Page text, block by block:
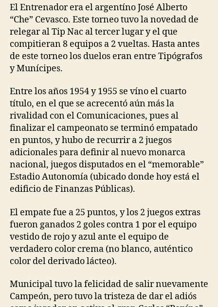
El Entrenador era el argentíno José Alberto
“Che” Cevasco. Este torneo tuvo la novedad de
relegar al Tip Nac al tercer lugar y el que
compitieran 8 equipos a 2 vueltas. Hasta antes
de este torneo los duelos eran entre Tipógrafos
y Munícipes.
Entre los años 1954 y 1955 se víno el cuarto
título, en el que se acrecentó aún más la
rivalidad con el Comunicaciones, pues al
finalizar el campeonato se terminó empatado
en puntos, y hubo de recurrir a 2 juegos
adicionales para definir al nuevo monarca
nacional, juegos disputados en el “memorable”
Estadio Autonomía (ubicado donde hoy está el
edificio de Finanzas Públicas).
El empate fue a 25 puntos, y los 2 juegos extras
fueron ganados 2 goles contra 1 por el equipo
vestido de rojo y azul ante el equipo de
verdadero color crema (no blanco, auténtico
color del derivado lácteo).
Municipal tuvo la felicidad de salir nuevamente
Campeón, pero tuvo la tristeza de dar el adiós